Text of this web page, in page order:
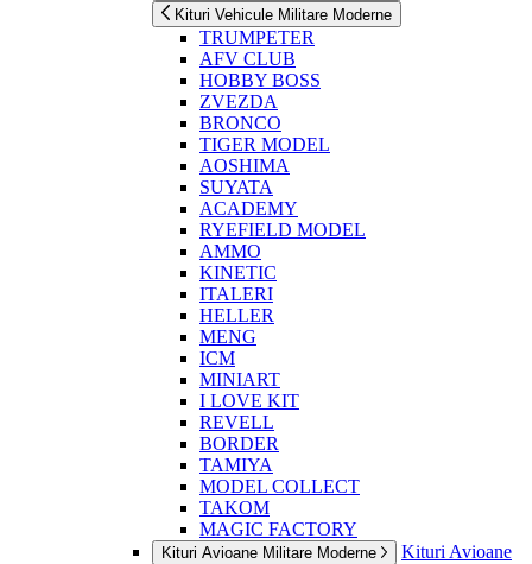
Kituri Vehicule Militare Moderne
TRUMPETER
AFV CLUB
HOBBY BOSS
ZVEZDA
BRONCO
TIGER MODEL
AOSHIMA
SUYATA
ACADEMY
RYEFIELD MODEL
AMMO
KINETIC
ITALERI
HELLER
MENG
ICM
MINIART
I LOVE KIT
REVELL
BORDER
TAMIYA
MODEL COLLECT
TAKOM
MAGIC FACTORY
Kituri Avioane Militare Moderne
Kituri Avioane